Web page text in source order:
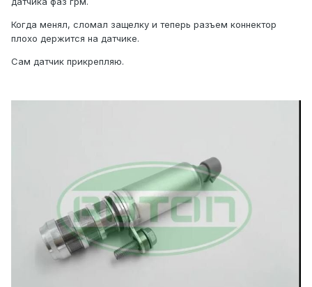
Когда менял, сломал защелку и теперь разъем коннектор
плохо держится на датчике.
Сам датчик прикрепляю.